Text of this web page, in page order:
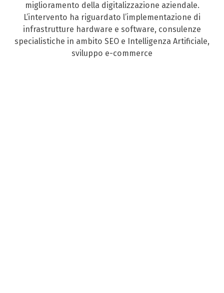
miglioramento della digitalizzazione aziendale.
L’intervento ha riguardato l’implementazione di
infrastrutture hardware e software, consulenze
specialistiche in ambito SEO e Intelligenza Artificiale,
sviluppo e-commerce